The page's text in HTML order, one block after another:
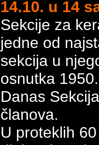
14.10. u 14
Sekcije za
jedne od
sekcija u
osnutka
Danas
članova.
U proteklih